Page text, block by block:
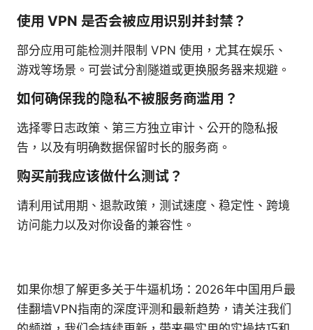
使用 VPN 是否会被应用识别并封禁？
部分应用可能检测并限制 VPN 使用，尤其在娱乐、
游戏等场景。可尝试分割隧道或更换服务器来规避。
如何确保我的隐私不被服务商滥用？
选择零日志政策、第三方独立审计、公开的隐私报
告，以及有明确数据保留时长的服务商。
购买前我应该做什么测试？
请利用试用期、退款政策，测试速度、稳定性、跨境
访问能力以及对你设备的兼容性。
如果你想了解更多关于牛逼机场：2026年中国用户最
佳翻墙VPN指南的深度评测和最新趋势，请关注我们